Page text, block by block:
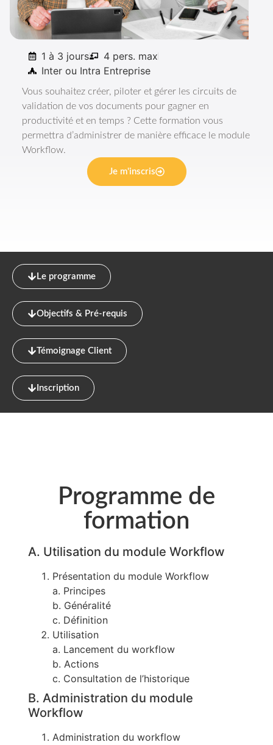
Formation
Administrer le module Workflow
1 à 3 jours
4 pers. max
Inter ou Intra Entreprise
Vous souhaitez créer, piloter et gérer les circuits de
validation de vos documents pour gagner en
productivité et en temps ? Cette formation vous
permettra d’administrer de manière efficace le module
Workflow.
Je m'inscris
Le programme
Objectifs & Pré-requis
Témoignage Client
Inscription
Programme de
formation
A. Utilisation du module Workflow​
Présentation du module Workflow
a. Principes
b. Généralité
c. Définition
Utilisation
a. Lancement du workflow
b. Actions
c. Consultation de l’historique
B. Administration du module
Workflow
Administration du workflow